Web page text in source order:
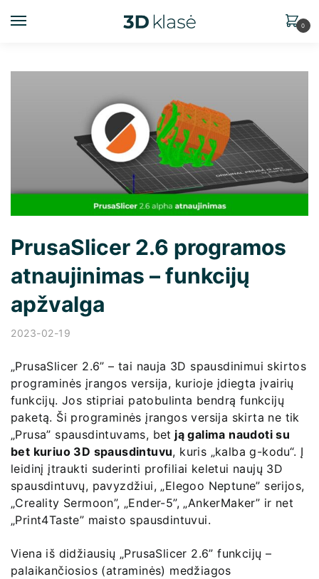
0
PrusaSlicer 2.6 programos
atnaujinimas – funkcijų
apžvalga
2023-02-19
„PrusaSlicer 2.6” – tai nauja 3D spausdinimui skirtos
programinės įrangos versija, kurioje įdiegta įvairių
funkcijų. Jos stipriai patobulinta bendrą funkcijų
paketą. Ši programinės įrangos versija skirta ne tik
„Prusa” spausdintuvams, bet ją galima naudoti su
bet kuriuo 3D spausdintuvu, kuris „kalba g-kodu“. Į
leidinį įtraukti suderinti profiliai keletui naujų 3D
spausdintuvų, pavyzdžiui, „Elegoo Neptune” serijos,
„Creality Sermoon”, „Ender-5”, „AnkerMaker” ir net
„Print4Taste” maisto spausdintuvui.
Viena iš didžiausių „PrusaSlicer 2.6” funkcijų –
palaikančiosios (atraminės) medžiagos